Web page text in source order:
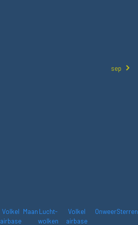
sep
Volkel
airbase
Maan Lucht-
wolken
Volkel
airbase
OnweerSterren